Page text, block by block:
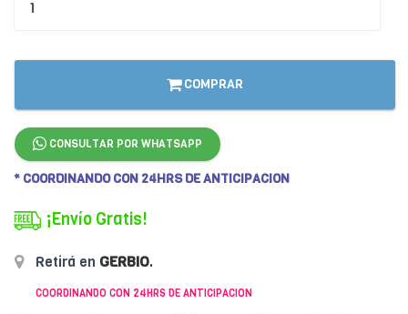
COMPRAR
CONSULTAR POR WHATSAPP
* COORDINANDO CON 24HRS DE ANTICIPACION
¡Envío Gratis!
Retirá en GERBIO.
COORDINANDO CON 24HRS DE ANTICIPACION